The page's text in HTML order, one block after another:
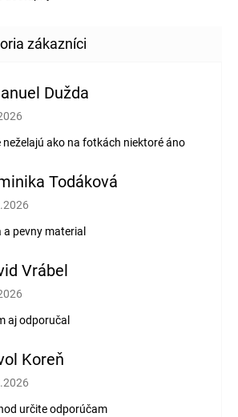
Dužda
obchodu je 2 z 5 hviezdičiek.
neželajú ako na fotkách niektoré áno
Todáková
obchodu je 5 z 5 hviezdičiek.
pevny material
Vrábel
obchodu je 5 z 5 hviezdičiek.
aj odporučal
Koreň
obchodu je 5 z 5 hviezdičiek.
určite odporúčam